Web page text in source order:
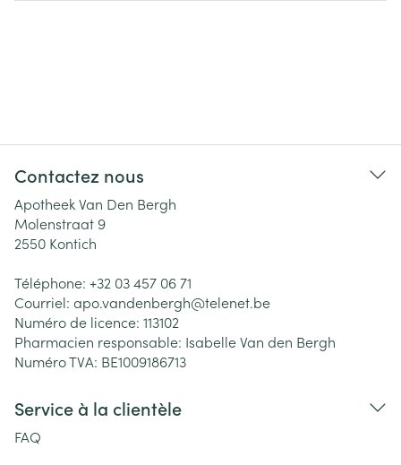
Contactez nous
Apotheek Van Den Bergh
Molenstraat 9
2550 Kontich
Téléphone: +32 03 457 06 71
Courriel: apo.vandenbergh@telenet.be
Numéro de licence: 113102
Pharmacien responsable: Isabelle Van den Bergh
Numéro TVA: BE1009186713
Service à la clientèle
FAQ